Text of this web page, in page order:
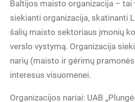
Baltijos maisto organizacija – tai
siekianti organizacija, skatinanti
šalių maisto sektoriaus įmonių
verslo vystymą. Organizacija
narių (maisto ir gėrimų
interesus visuomenei.
Organizacijos nariai: UAB